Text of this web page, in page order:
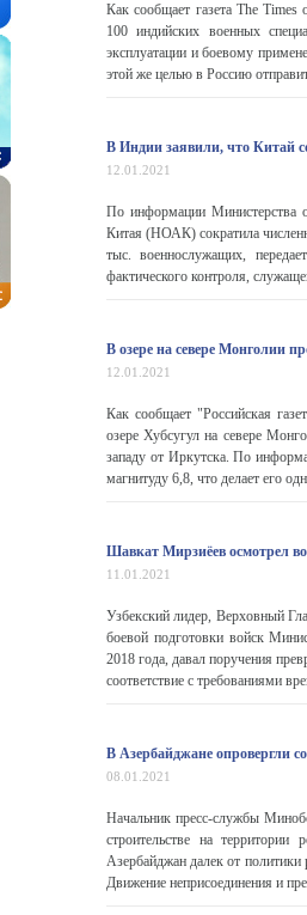
Как сообщает газета The
100 индийских военных
эксплуатации и боевому
этой же целью в Россию
В Индии заявили, что Китай
12.01.2021
По информации Министерства
Китая (НОАК) сократила
тыс. военнослужащих,
фактического контроля,
В озере на севере Монголии
12.01.2021
Как сообщает "Российская
озере Хубсугул на севере
западу от Иркутска. По
магнитуду 6,8, что делает его
Шавкат Мирзиёев осмотрел
11.01.2021
Узбекский лидер, Верховный
боевой подготовки войск
2018 года, давал поручения
соответствие с требованиями
В Азербайджане опровергли
08.01.2021
Начальник пресс-службы
строительстве на
Азербайджан далек от политики
Движение неприсоединения и